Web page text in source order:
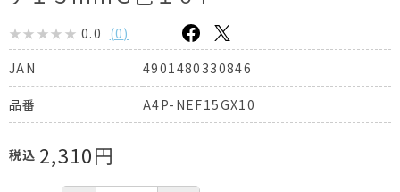
0.0 (0)
JAN
4901480330846
品番 A4P-NEF15GX10
税込 2,310円